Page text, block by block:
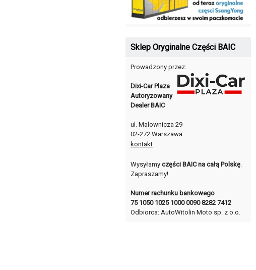
Sklep Oryginalne Części BAIC
Prowadzony przez:
Dixi-Car Plaza
Autoryzowany
Dealer BAIC
ul. Malownicza 29
02-272 Warszawa
kontakt
Wysyłamyczęści BAIC na całą Polskę.
Zapraszamy!
Numer rachunku bankowego
75 1050 1025 1000 0090 8282 7412
Odbiorca: AutoWitolin Moto sp. z o.o.